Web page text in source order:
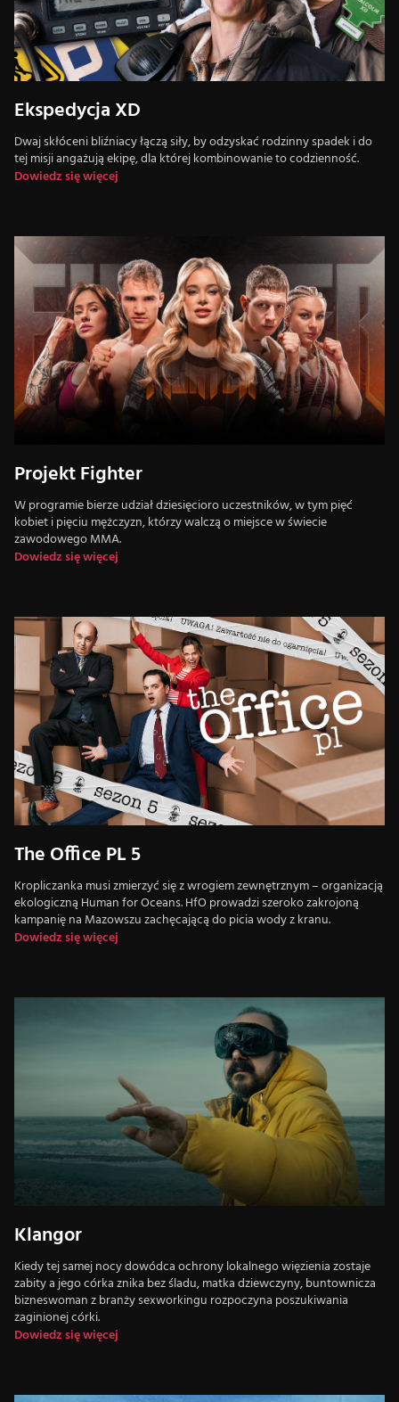
Ekspedycja XD
Dwaj skłóceni bliźniacy łączą siły, by odzyskać rodzinny spadek i do
tej misji angażują ekipę, dla której kombinowanie to codzienność.
Dowiedz się więcej
Projekt Fighter
W programie bierze udział dziesięcioro uczestników, w tym pięć
kobiet i pięciu mężczyzn, którzy walczą o miejsce w świecie
zawodowego MMA.
Dowiedz się więcej
The Office PL 5
Kropliczanka musi zmierzyć się z wrogiem zewnętrznym – organizacją
ekologiczną Human for Oceans. HfO prowadzi szeroko zakrojoną
kampanię na Mazowszu zachęcającą do picia wody z kranu.
Dowiedz się więcej
Klangor
Kiedy tej samej nocy dowódca ochrony lokalnego więzienia zostaje
zabity a jego córka znika bez śladu, matka dziewczyny, buntownicza
bizneswoman z branży sexworkingu rozpoczyna poszukiwania
zaginionej córki.
Dowiedz się więcej